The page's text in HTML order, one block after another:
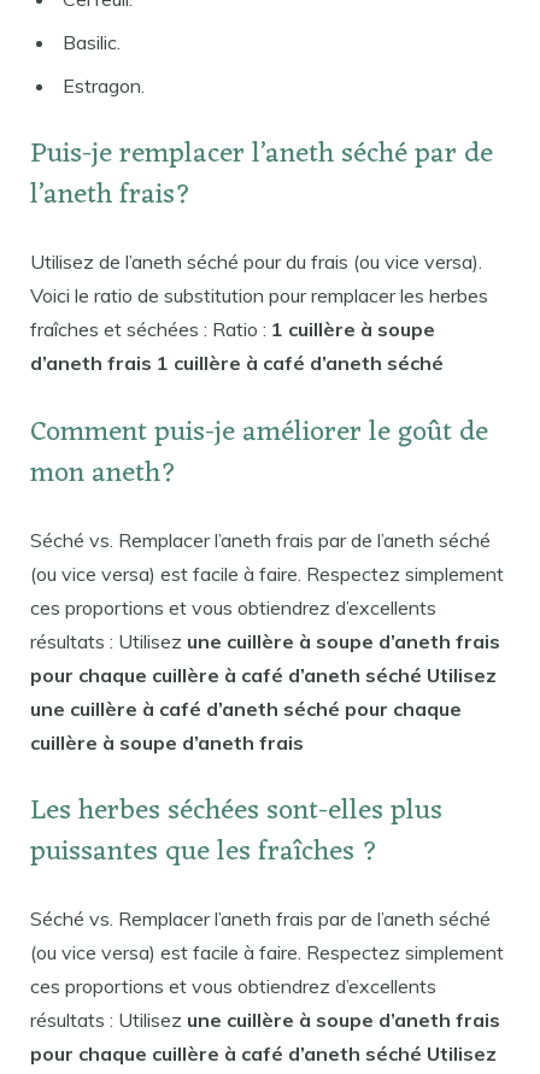
Basilic.
Estragon.
Puis-je remplacer l’aneth séché par de
l’aneth frais?
Utilisez de l’aneth séché pour du frais (ou vice versa).
Voici le ratio de substitution pour remplacer les herbes
fraîches et séchées : Ratio : 1 cuillère à soupe
d’aneth frais 1 cuillère à café d’aneth séché
Comment puis-je améliorer le goût de
mon aneth?
Séché vs. Remplacer l’aneth frais par de l’aneth séché
(ou vice versa) est facile à faire. Respectez simplement
ces proportions et vous obtiendrez d’excellents
résultats : Utilisez une cuillère à soupe d’aneth frais
pour chaque cuillère à café d’aneth séché Utilisez
une cuillère à café d’aneth séché pour chaque
cuillère à soupe d’aneth frais
Les herbes séchées sont-elles plus
puissantes que les fraîches ?
Séché vs. Remplacer l’aneth frais par de l’aneth séché
(ou vice versa) est facile à faire. Respectez simplement
ces proportions et vous obtiendrez d’excellents
résultats : Utilisez une cuillère à soupe d’aneth frais
pour chaque cuillère à café d’aneth séché Utilisez